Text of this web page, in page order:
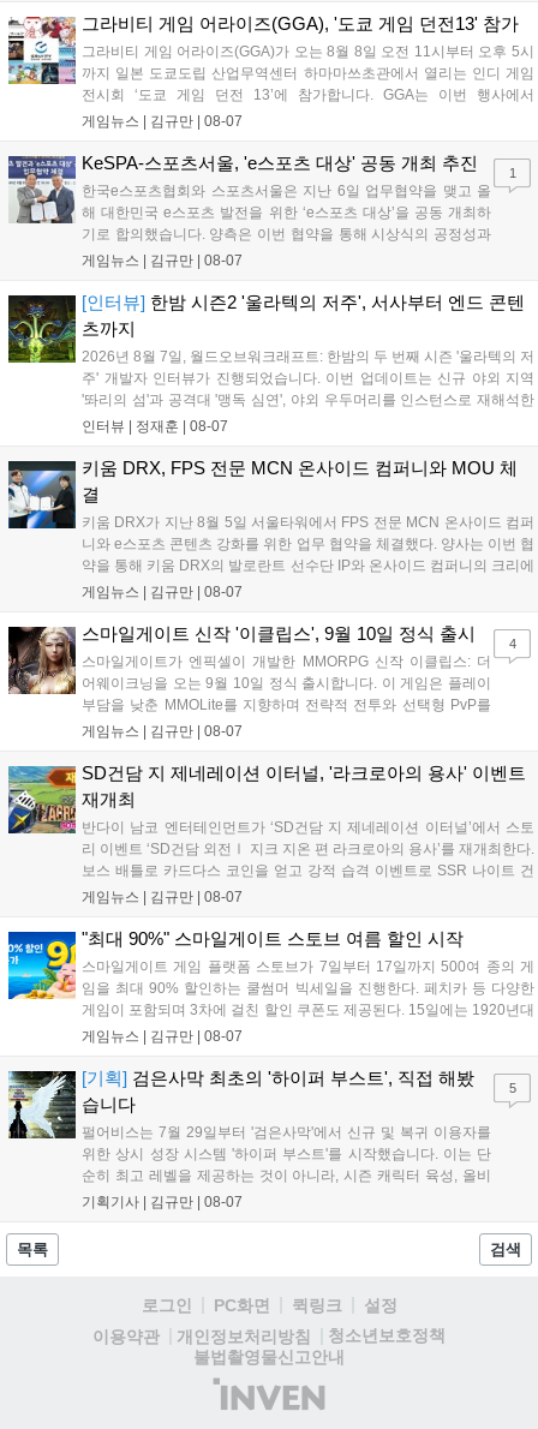
을 개선 중이며, 상세 정보는 스팀 페이지에서 확인 가능합니다....
그라비티 게임 어라이즈(GGA), '도쿄 게임 던전13' 참가
그라비티 게임 어라이즈(GGA)가 오는 8월 8일 오전 11시부터 오후 5시
까지 일본 도쿄도립 산업무역센터 하마마쓰초관에서 열리는 인디 게임
전시회 ‘도쿄 게임 던전 13’에 참가합니다. GGA는 이번 행사에서
‘JALECO ARCADE COLLECTION’ 시리즈의 미공개 작품 12종을 최초
입니다. 시연 참여 관람객에게는 선착순으로 특별 굿즈를 증정하며, 인
디 게임 생태계 활성화와 신규 타이틀 반응 확인을 목표로 합니다....
게임뉴스 | 김규만 08-07
KeSPA-스포츠서울, 'e스포츠 대상' 공동 개최 추진
한국e스포츠협회와 스포츠서울은 지난 6일 업무협약을 맺고 올
해 대한민국 e스포츠 발전을 위한 ‘e스포츠 대상’을 공동 개최하
기로 합의했습니다. 양측은 이번 협약을 통해 시상식의 공정성과
전문성을 강화하고 MZ세대를 겨냥한 미디어 영향력을 확대해 e
김영만 회장은 10년 만에 재추진되는 이번 시상식이 e스포츠의
성과와 가치를 널리 알리는 권위 있는 행사가 되도록 노력하겠다
고 밝혔습니다....
게임뉴스 | 김규만 08-07
1
[인터뷰] 한밤 시즌2 '울라텍의 저주', 서사부터 엔드 콘텐
츠까지
2026년 8월 7일, 월드오브워크래프트: 한밤의 두 번째 시즌 '울라텍의 저
주' 개발자 인터뷰가 진행되었습니다. 이번 업데이트는 신규 야외 지역
'똬리의 섬'과 공격대 '맹독 심연', 야외 우두머리를 인스턴스로 재해석한
'소굴'을 포함합니다. 개발진은 하우징 시스템 개선 및 신화+ 던전 로테이
를 표했습니다....
인터뷰 | 정재훈 08-07
키움 DRX, FPS 전문 MCN 온사이드 컴퍼니와 MOU 체
결
키움 DRX가 지난 8월 5일 서울타워에서 FPS 전문 MCN 온사이드 컴퍼
니와 e스포츠 콘텐츠 강화를 위한 업무 협약을 체결했다. 양사는 이번 협
약을 통해 키움 DRX의 발로란트 선수단 IP와 온사이드 컴퍼니의 크리에
이터 네트워크를 결합하여 정규 및 특별 콘텐츠를 공동 기획한다. 또한
오프라인 연계 프로그램을 순차적으로 선보이며 e스포츠 생태계 확장에
나설 계획이다....
게임뉴스 | 김규만 08-07
스마일게이트 신작 '이클립스', 9월 10일 정식 출시
스마일게이트가 엔픽셀이 개발한 MMORPG 신작 이클립스: 더
어웨이크닝을 오는 9월 10일 정식 출시합니다. 이 게임은 플레이
부담을 낮춘 MMOLite를 지향하며 전략적 전투와 선택형 PvP를
특징으로 합니다. 현재 공식 홈페이지와 앱 마켓에서 사전등록을
니다. 또한 카카오톡 채널 추가 시 주차별 스페셜 쿠폰과 한정 스
킨, 경품 이벤트 등 풍성한 혜택을 마련해 이용자들의 기대를 모
으고 있습니다....
게임뉴스 | 김규만 08-07
4
SD건담 지 제네레이션 이터널, '라크로아의 용사' 이벤트
재개최
반다이 남코 엔터테인먼트가 ‘SD건담 지 제네레이션 이터널’에서 스토
리 이벤트 ‘SD건담 외전Ⅰ 지크 지온 편 라크로아의 용사’를 재개최한다.
보스 배틀로 카드다스 코인을 얻고 강적 습격 이벤트로 SSR 나이트 건
담을 획득할 수 있다. 로그인 보너스로 최대 다이아 3,000개를 지급하며,
원 증정한다. 또한 9월 30일까지 공식 유튜브에서 특별 프로그램을 시청
할 수 있다....
게임뉴스 | 김규만 08-07
"최대 90%" 스마일게이트 스토브 여름 할인 시작
스마일게이트 게임 플랫폼 스토브가 7일부터 17일까지 500여 종의 게
임을 최대 90% 할인하는 쿨썸머 빅세일을 진행한다. 페치카 등 다양한
게임이 포함되며 3차에 걸친 할인 쿠폰도 제공된다. 15일에는 1920년대
경성 배경의 신작 그날의 신문이 출시되며, 15일부터 17일까지는 국내
은 공식 페이지에서 확인 가능하다....
게임뉴스 | 김규만 08-07
[기획] 검은사막 최초의 '하이퍼 부스트', 직접 해봤
습니다
펄어비스는 7월 29일부터 '검은사막'에서 신규 및 복귀 이용자를
위한 상시 성장 시스템 '하이퍼 부스트'를 시작했습니다. 이는 단
순히 최고 레벨을 제공하는 것이 아니라, 시즌 캐릭터 육성, 올비
아 아카데미 수료, 아침의 나라 설화 진행 등 4단계 과정을 통해
용자는 과제를 완수하며 동(V) 투발라 장비와 검은별 무기, 카라
기획기사 | 김규만 08-07
5
목록 검색
로그인 PC화면 퀵링크
설정
이용약관
개인정보처리방침
청소년보호정책
불법촬영물신고안내
(주)
인